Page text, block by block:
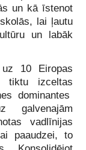
un kā īstenot
lai ļautu
un labāk
10 Eiropas
izceltas
dominantes
galvenajām
vadlīnijas
paaudzei, to